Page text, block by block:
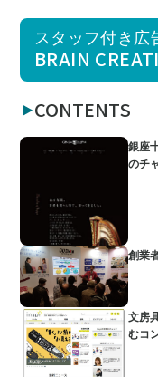
スタッフ付き広
BRAIN
CONTENTS
銀座
のチ
創業
文房
むコ